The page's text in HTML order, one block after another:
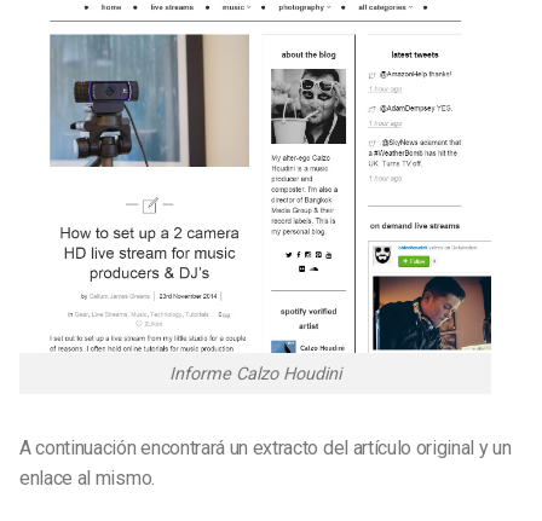
Informe Calzo Houdini
A continuación encontrará un extracto del artículo original y un
enlace al mismo.